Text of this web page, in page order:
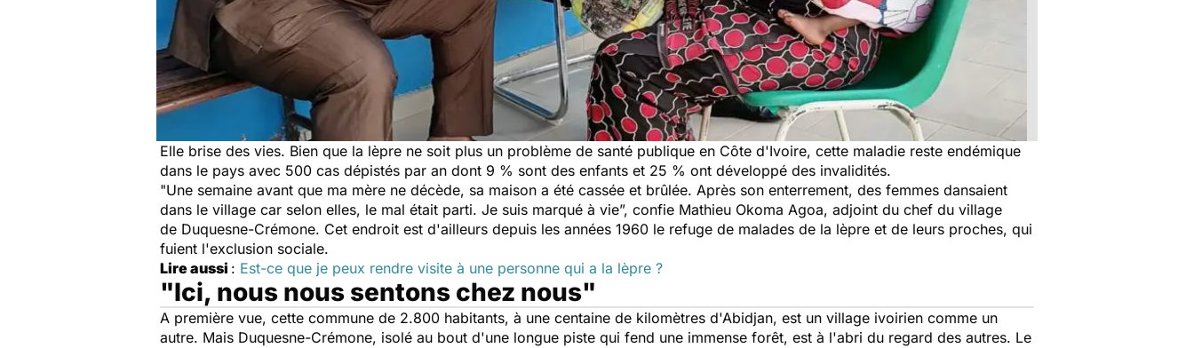
Elle brise des vies. Bien que la lèpre ne soit plus un problème de santé publique en Côte d'Ivoire, cette maladie reste endémique
dans le pays avec 500 cas dépistés par an dont 9 % sont des enfants et 25 % ont développé des invalidités.
"Une semaine avant que ma mère ne décède, sa maison a été cassée et brûlée. Après son enterrement, des femmes dansaient
dans le village car selon elles, le mal était parti. Je suis marqué à vie”, confie Mathieu Okoma Agoa, adjoint du chef du village
de Duquesne-Crémone. Cet endroit est d'ailleurs depuis les années 1960 le refuge de malades de la lèpre et de leurs proches, qui
fuient l'exclusion sociale.
Lire aussi : Est-ce que je peux rendre visite à une personne qui a la lèpre ?
"Ici, nous nous sentons chez nous"
A première vue, cette commune de 2.800 habitants, à une centaine de kilomètres d'Abidjan, est un village ivoirien comme un
autre. Mais Duquesne-Crémone, isolé au bout d'une longue piste qui fend une immense forêt, est à l'abri du regard des autres. Le